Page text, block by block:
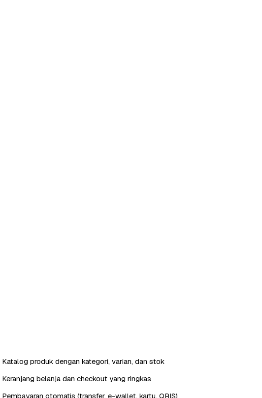
Katalog produk dengan kategori, varian, dan stok
Keranjang belanja dan checkout yang ringkas
Pembayaran otomatis (transfer, e-wallet, kartu, QRIS)